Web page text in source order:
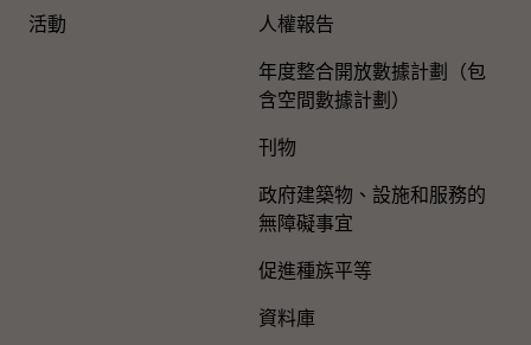
活動 人權報告
年度整合開放數據計劃（包
含空間數據計劃）
刊物
政府建築物、設施和服務的
無障礙事宜
促進種族平等
資料庫